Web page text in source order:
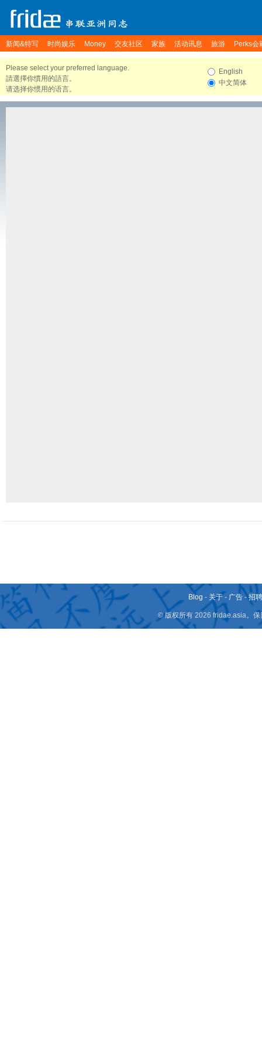
新闻&特写 时尚娱乐 Money 交友社区 家族 活动讯息 旅游 Perks会
Please select your preferred language.
請選擇你慣用的語言。
请选择你惯用的语言。
English
中文简体
Blog - 关于 - 广告 -招
© 版权所有 2026 fridae.asia。